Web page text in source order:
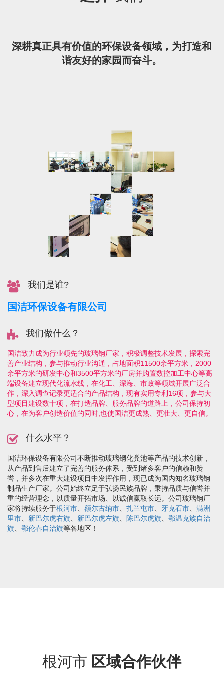
深耕真正具有价值的环保设备领域，为打造和
谐友好的家园而奋斗。
我们是谁?
国洁环保设备有限公司
我们做什么？
国洁致力成为行业领先的玻璃钢厂家，积极调整技术发展，探索完
善产业结构，参与推动行业沟通，占地面积11500余平方米，2000
余平方米的研发中心和3500平方米的厂房并购置数控加工中心等高
端设备建立现代化流水线，在化工、深海、市政等领域开展广泛合
作，深入调查记录更适合的产品结构，现有实用专利16项，参与大
型项目建设数十项，在打造品牌、服务品牌的道路上，公司保持初
心，在为客户创造价值的同时,也使国洁更成熟、更壮大、更自信。
什么水平？
国洁环保设备有限公司不断推动玻璃钢化粪池等产品的技术创新，
从产品到售后建立了完善的服务体系，受到诸多客户的信赖和赞
誉，并多次在重大建设项目中发挥作用，现已成为国内知名玻璃钢
制品生产厂家。公司始终立足于弘扬民族品牌，秉持品质与信誉并
重的经营理念，以质量开拓市场、以诚信赢取长远。公司玻璃钢厂
家将持续服务于根河市、 额尔古纳市、 扎兰屯市、 牙克石市、 满洲
里市、 新巴尔虎右旗、 新巴尔虎左旗、 陈巴尔虎旗、 鄂温克族自治
旗、 鄂伦春自治旗等各地区！
根河市 区域合作伙伴